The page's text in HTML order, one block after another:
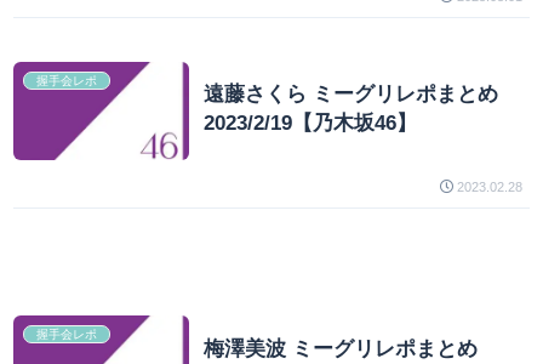
握手会レポ
遠藤さくら ミーグリレポまとめ
2023/2/19【乃木坂46】
2023.02.28
握手会レポ
梅澤美波 ミーグリレポまとめ